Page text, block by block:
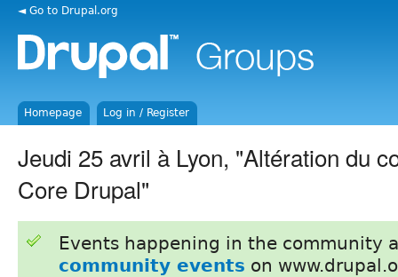
◄ Go to Drupal.org
Homepage Log in / Register
Jeudi 25 avril à Lyon, "Altération du
Core Drupal"
Events happening in the community
community events on